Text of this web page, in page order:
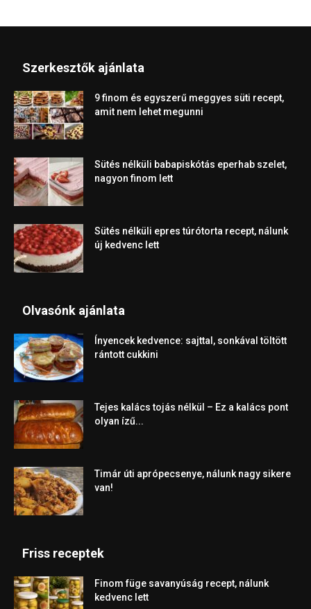
Szerkesztők ajánlata
9 finom és egyszerű meggyes süti recept,
amit nem lehet megunni
Sütés nélküli babapiskótás eperhab szelet,
nagyon finom lett
Sütés nélküli epres túrótorta recept, nálunk
új kedvenc lett
Olvasónk ajánlata
Ínyencek kedvence: sajttal, sonkával töltött
rántott cukkini
Tejes kalács tojás nélkül – Ez a kalács pont
olyan ízű...
Timár úti aprópecsenye, nálunk nagy sikere
van!
Friss receptek
Finom füge savanyúság recept, nálunk
kedvenc lett